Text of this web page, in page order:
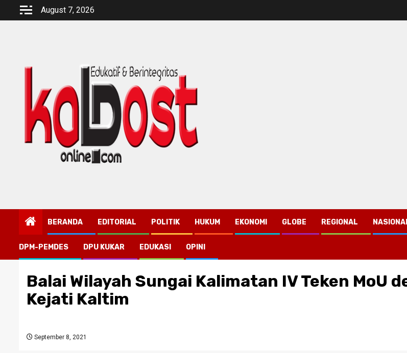
August 7, 2026
BERANDA EDITORIAL POLITIK HUKUM EKONOMI GLOBE REGIONAL
DPM-PEMDES DPU KUKAR EDUKASI OPINI
Balai Wilayah Sungai Kalimatan IV Teken MoU
Kejati Kaltim
September 8, 2021